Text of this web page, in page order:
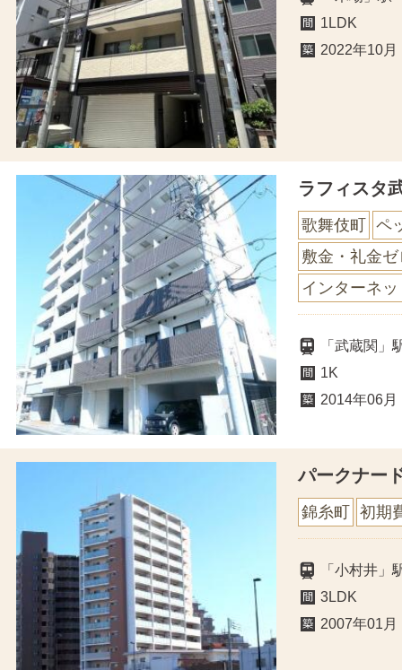
1LDK
2022年10月
ラフィスタ
歌舞伎町
ペ
敷金・礼金ゼ
インターネ
「武蔵関
1K
2014年06月
パークナー
錦糸町 初期
「小村井
3LDK
2007年01月